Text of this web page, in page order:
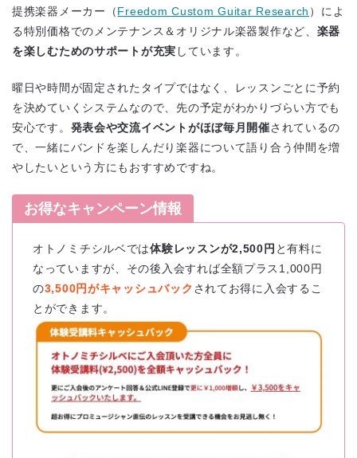
提携楽器メーカー（Freedom Custom Guitar Research ）によ
る特別価格でのメンテナンス＆オリジナル楽器製作など、 楽器
を楽しむためのサポートが充実 しています。
曜日や時間が固定されたタイプではなく、レッスンごとに予約
を決めていくシステムなので、先の予定がわかりづらい方でも
安心です。 発表会や交流イベントがほぼ毎月開催されているの
で、一緒にバンドを楽しんだり楽器について語り合う仲間を増
やしたいという方にもおすすめですね。
お得なキャンペーン情報
オトノミチシルベでは体験レッスンが2,500円 と有料に
なっていますが、その後入会すれば全額プラス1,000円
の3,500円がキャッシュバック されてお得に入会するこ
とができます。